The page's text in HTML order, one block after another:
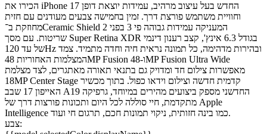
הכירו את iPhone 17 החדש בעל עיצוב מרהיב, עמידות יוצאת דופן
וחוויית משתמש פורצת דרך. זמין בחמישה צבעים מעודנים עם חזית
מחוזקת ב־Ceramic Shield 2 המעניקה עמידות גבוהה פי 3 בפני
שריטות. עם מסך Super Retina XDR בגודל 6.3 אינץ', קצב רענון דינמי
של עד 120Hz ובהירות מדהימה, כל תמונה נראית חיה וחדה מתמיד. צמד
המצלמות האחוריות 48MP Fusion ו-48MP Fusion Ultra Wide
מאפשרות צילום חד ומדויק גם בתנאי תאורה מאתגרים, לצד מצלמת
18MP Center Stage קדמית חדשה וצילום וידאו כפול. בתוך מכשיר
האייפון 17 שבב A19 החדשני מספק ביצועים מהירים במיוחד, גרפיקה
מתקדמת, חיי סוללה לכל היום ותכונות פורצות דרך של Apple
Intelligence כמו בינה חזותית, ניקוי תמונות חכם, תרגום חי ועוד.
צבע: